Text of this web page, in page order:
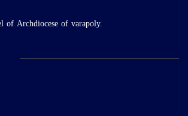
of Archdiocese of varapoly.